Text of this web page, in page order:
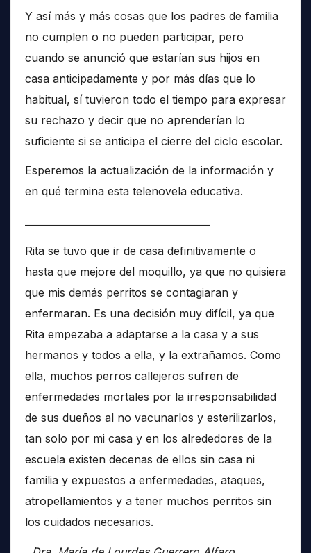
Y así más y más cosas que los padres de familia
no cumplen o no pueden participar, pero
cuando se anunció que estarían sus hijos en
casa anticipadamente y por más días que lo
habitual, sí tuvieron todo el tiempo para expresar
su rechazo y decir que no aprenderían lo
suficiente si se anticipa el cierre del ciclo escolar.
Esperemos la actualización de la información y
en qué termina esta telenovela educativa.
Rita se tuvo que ir de casa definitivamente o
hasta que mejore del moquillo, ya que no quisiera
que mis demás perritos se contagiaran y
enfermaran. Es una decisión muy difícil, ya que
Rita empezaba a adaptarse a la casa y a sus
hermanos y todos a ella, y la extrañamos. Como
ella, muchos perros callejeros sufren de
enfermedades mortales por la irresponsabilidad
de sus dueños al no vacunarlos y esterilizarlos,
tan solo por mi casa y en los alrededores de la
escuela existen decenas de ellos sin casa ni
familia y expuestos a enfermedades, ataques,
atropellamientos y a tener muchos perritos sin
los cuidados necesarios.